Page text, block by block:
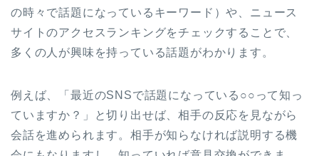
の時々で話題になっているキーワード）や、ニュース
サイトのアクセスランキングをチェックすることで、
多くの人が興味を持っている話題がわかります。
例えば、「最近のSNSで話題になっている○○って知っ
ていますか？」と切り出せば、相手の反応を見ながら
会話を進められます。相手が知らなければ説明する機